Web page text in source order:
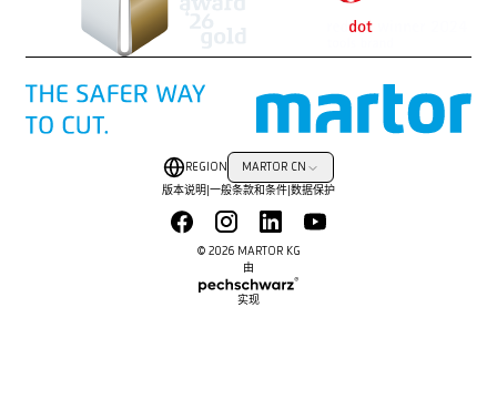
© 2026 MARTOR KG
由
实现
REGION MARTOR CN
版本说明 一般条款和条件 数据保护